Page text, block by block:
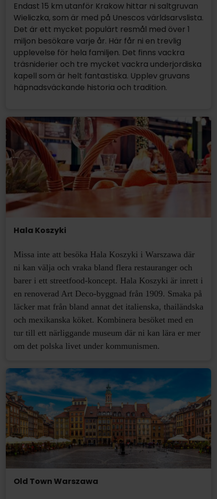
Endast 15 km utanför Krakow hittar ni saltgruvan
Wieliczka, som är med på Unescos världsarvslista.
Det är ett mycket populärt resmål med över 1
miljon besökare varje år. Här får ni en trevlig
upplevelse för hela familjen. Det finns vackra
träsniderier och tre mycket vackra underjordiska
kapell som är helt fantastiska. Upplev gruvans
häpnadsväckande historia och tradition.
Hala Koszyki
Missa inte att besöka Hala Koszyki i Warszawa där
ni kan välja och vraka bland flera restauranger och
barer i ett streetfood-koncept. Hala Koszyki är inrett i
en renoverad Art Deco-byggnad från 1909. Smaka på
läcker mat från bland annat det italienska, thailändska
och mexikanska köket. Kombinera besöket med en
tur till ett närliggande museum där ni kan lära er mer
om det polska livet under kommunismen.
Old Town Warszawa